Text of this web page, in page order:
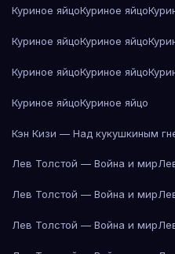
Куриное яйцоКуриное яйцо
Куриное яйцоКуриное яйцо
Куриное яйцоКуриное яйцо
Куриное яйцоКуриное яйцо
Кэн Кизи — Над кукушкиным
Лев Толстой — Война и мир
Лев Толстой — Война и мир
Лев Толстой — Война и мир